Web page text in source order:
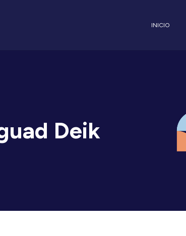
INICIO
Deik